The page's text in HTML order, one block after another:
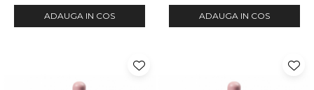
ADAUGA IN COS ADAUGA IN COS